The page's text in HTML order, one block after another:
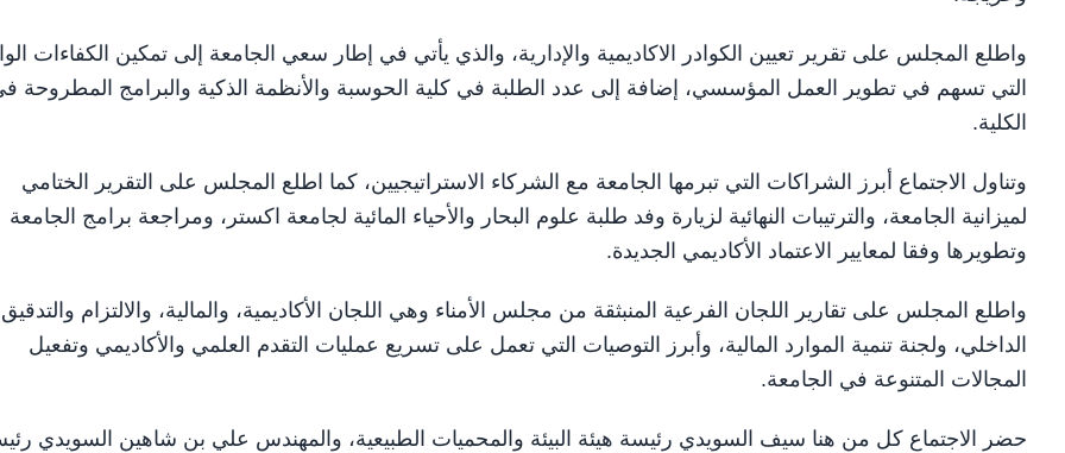
واطلع المجلس على تقرير تعيين الكوادر الاكاديمية والإدارية، والذي يأتي في إطار سعي الجامعة إلى تمكين الكفاءات
التي تسهم في تطوير العمل المؤسسي، إضافة إلى عدد الطلبة في كلية الحوسبة والأنظمة الذكية والبرامج المطروحة
الكلية.
وتناول الاجتماع أبرز الشراكات التي تبرمها الجامعة مع الشركاء الاستراتيجيين، كما اطلع المجلس على التقرير الختامي
لميزانية الجامعة، والترتيبات النهائية لزيارة وفد طلبة علوم البحار والأحياء المائية لجامعة اكستر، ومراجعة برامج الجامعة
وتطويرها وفقا لمعايير الاعتماد الأكاديمي الجديدة.
واطلع المجلس على تقارير اللجان الفرعية المنبثقة من مجلس الأمناء وهي اللجان الأكاديمية، والمالية، والالتزام والتدقيق
الداخلي، ولجنة تنمية الموارد المالية، وأبرز التوصيات التي تعمل على تسريع عمليات التقدم العلمي والأكاديمي وتفعيل
المجالات المتنوعة في الجامعة.
حضر الاجتماع كل من هنا سيف السويدي رئيسة هيئة البيئة والمحميات الطبيعية، والمهندس علي بن شاهين السويدي